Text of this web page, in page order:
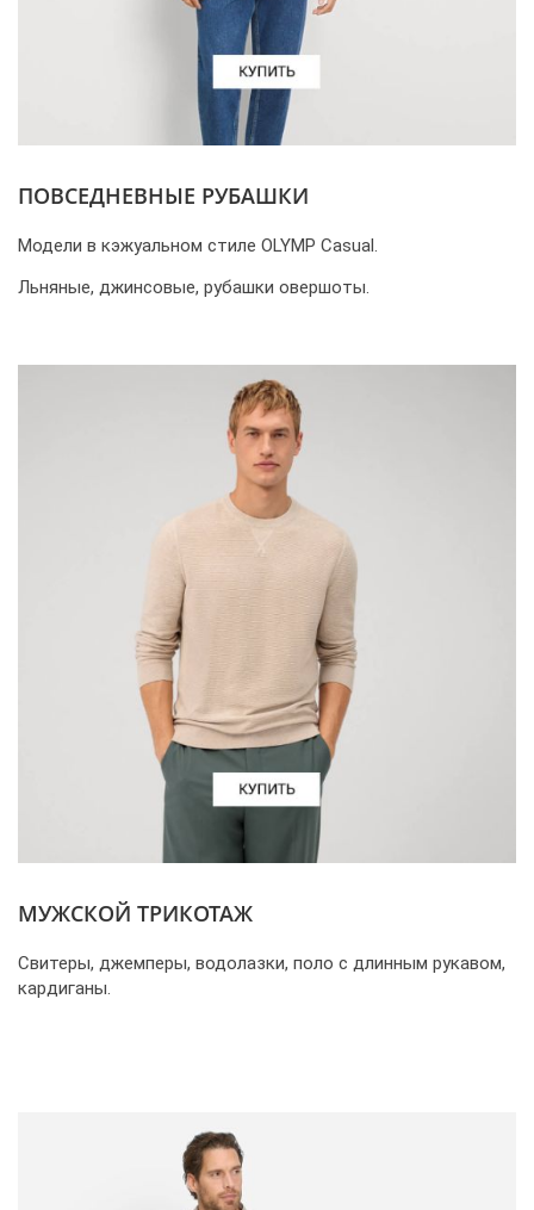
ПОВСЕДНЕВНЫЕ РУБАШКИ
Модели в кэжуальном стиле OLYMP Casual.
Льняные, джинсовые, рубашки овершоты.
МУЖСКОЙ ТРИКОТАЖ
Свитеры, джемперы, водолазки, поло с длинным рукавом,
кардиганы.